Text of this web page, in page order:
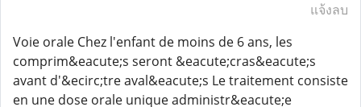
แจ้งลบ
Voie orale Chez l'enfant de moins de 6 ans, les
comprim&eacute;s seront &eacute;cras&eacute;s
avant d'&ecirc;tre aval&eacute;s Le traitement consiste
en une dose orale unique administr&eacute;e